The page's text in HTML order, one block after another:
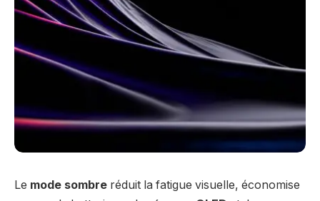
Le mode sombre réduit la fatigue visuelle, économise